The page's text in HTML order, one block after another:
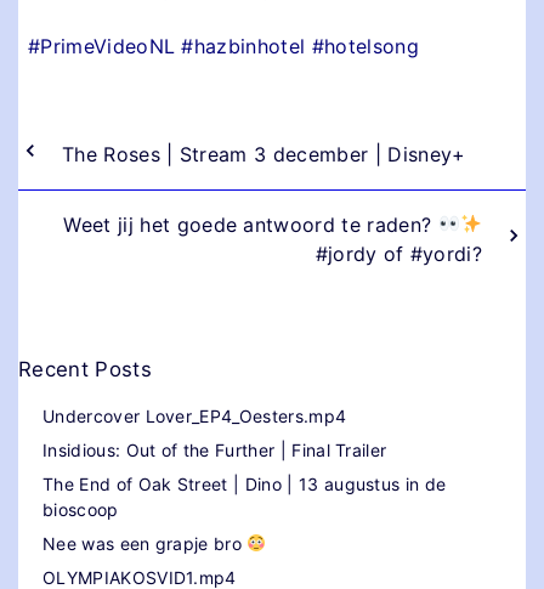
#PrimeVideoNL #hazbinhotel #hotelsong
The Roses | Stream 3 december | Disney+
Weet jij het goede antwoord te raden?
#jordy of #yordi?
Recent Posts
Undercover Lover_EP4_Oesters.mp4
Insidious: Out of the Further | Final Trailer
The End of Oak Street | Dino | 13 augustus in de
bioscoop
Nee was een grapje bro
OLYMPIAKOSVID1.mp4